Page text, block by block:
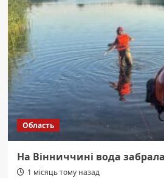
Область
На Вінниччині вода
1 місяць тому назад